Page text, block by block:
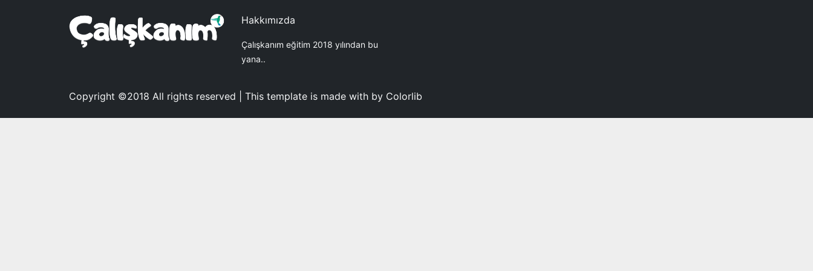
Hakkımızda
Çalışkanım eğitim 2018 yılından bu
yana..
Copyright ©2018 All rights reserved | This template is made with by Colorlib